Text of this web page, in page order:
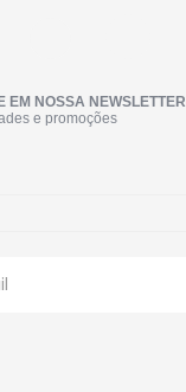
EM NOSSA NEWSLETTER
e promoções